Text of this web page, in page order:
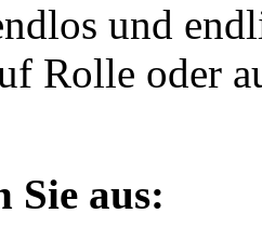
und
Rolle oder
Sie aus: